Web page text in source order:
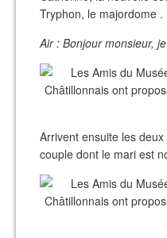
Tryphon, le majordome .
Air : Bonjour monsieur,
Arrivent ensuite les
couple dont le mari est